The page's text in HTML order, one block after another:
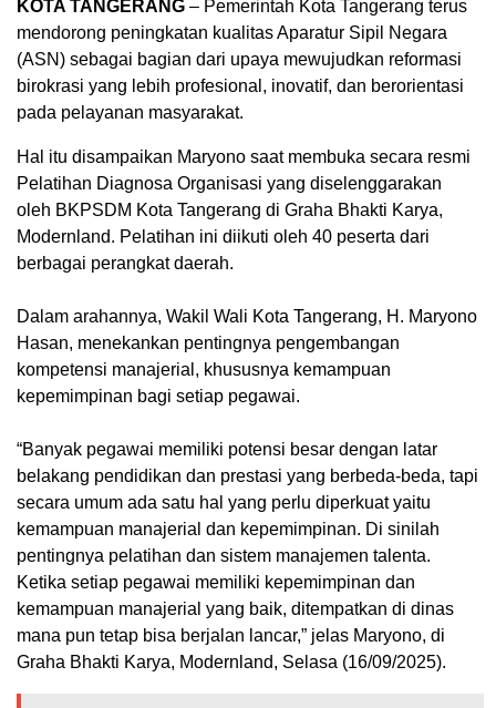
KOTA TANGERANG – Pemerintah Kota Tangerang terus
mendorong peningkatan kualitas Aparatur Sipil Negara
(ASN) sebagai bagian dari upaya mewujudkan reformasi
birokrasi yang lebih profesional, inovatif, dan berorientasi
pada pelayanan masyarakat.
Hal itu disampaikan Maryono saat membuka secara resmi
Pelatihan Diagnosa Organisasi yang diselenggarakan
oleh BKPSDM Kota Tangerang di Graha Bhakti Karya,
Modernland. Pelatihan ini diikuti oleh 40 peserta dari
berbagai perangkat daerah.
Dalam arahannya, Wakil Wali Kota Tangerang, H. Maryono
Hasan, menekankan pentingnya pengembangan
kompetensi manajerial, khususnya kemampuan
kepemimpinan bagi setiap pegawai.
“Banyak pegawai memiliki potensi besar dengan latar
belakang pendidikan dan prestasi yang berbeda-beda, tapi
secara umum ada satu hal yang perlu diperkuat yaitu
kemampuan manajerial dan kepemimpinan. Di sinilah
pentingnya pelatihan dan sistem manajemen talenta.
Ketika setiap pegawai memiliki kepemimpinan dan
kemampuan manajerial yang baik, ditempatkan di dinas
mana pun tetap bisa berjalan lancar,” jelas Maryono, di
Graha Bhakti Karya, Modernland, Selasa (16/09/2025).